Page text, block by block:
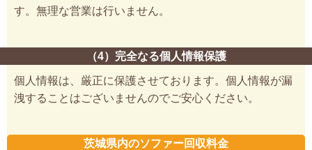
す。無理な営業は行いません。
（4）完全なる個人情報保護
個人情報は、厳正に保護させております。個人情報が漏
洩することはございませんのでご安心ください。
茨城県内のソファー回収料金